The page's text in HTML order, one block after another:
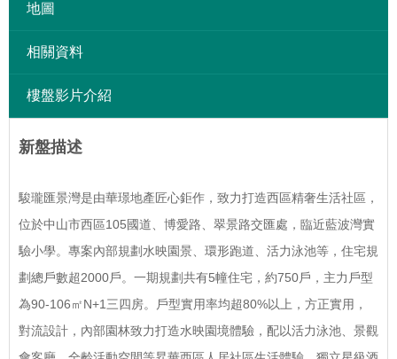
地圖
相關資料
樓盤影片介紹
新盤描述
駿瓏匯景灣是由華璟地產匠心鉅作，致力打造西區精奢生活社區，
位於中山市西區105國道、博愛路、翠景路交匯處，臨近藍波灣實
驗小學。 專案內部規劃水映園景、環形跑道、活力泳池等，住宅規
劃總戶數超2000戶。 一期規劃共有5幢住宅，約750戶，主力戶型
為90-106㎡N+1三四房。
戶型實用率均超80%以上，方正實用，
對流設計，內部園林致力打造水映園境體驗，配以活力泳池、景觀